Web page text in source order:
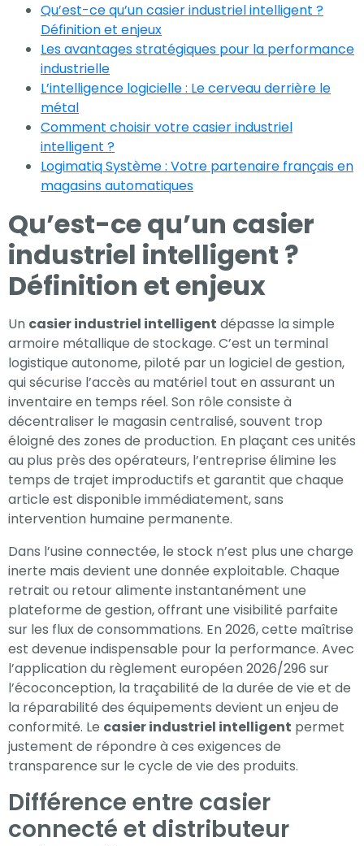
Qu’est-ce qu’un casier industriel intelligent ?
Définition et enjeux
Les avantages stratégiques pour la performance
industrielle
L’intelligence logicielle : Le cerveau derrière le
métal
Comment choisir votre casier industriel
intelligent ?
Logimatiq Système : Votre partenaire français en
magasins automatiques
Qu’est-ce qu’un casier
industriel intelligent ?
Définition et enjeux
Un casier industriel intelligent dépasse la simple
armoire métallique de stockage. C’est un terminal
logistique autonome, piloté par un logiciel de gestion,
qui sécurise l’accès au matériel tout en assurant un
inventaire en temps réel. Son rôle consiste à
décentraliser le magasin centralisé, souvent trop
éloigné des zones de production. En plaçant ces unités
au plus près des opérateurs, l’entreprise élimine les
temps de trajet improductifs et garantit que chaque
article est disponible immédiatement, sans
intervention humaine permanente.
Dans l’usine connectée, le stock n’est plus une charge
inerte mais devient une donnée exploitable. Chaque
retrait ou retour alimente instantanément une
plateforme de gestion, offrant une visibilité parfaite
sur les flux de consommations. En 2026, cette maîtrise
est devenue indispensable pour la performance. Avec
l’application du règlement européen 2026/296 sur
l’écoconception, la traçabilité de la durée de vie et de
la réparabilité des équipements devient un enjeu de
conformité. Le casier industriel intelligent permet
justement de répondre à ces exigences de
transparence sur le cycle de vie des produits.
Différence entre casier
connecté et distributeur
Expérience
Afin que notre
site Web
fonctionne
aussi bien que
possible lors
de votre visite.
ces cookies,
certaines
fonctionnalités
disparaîtront
Marketing
En partageant
votre intérêt et
votre
comportement
lorsque vous
visitez notre
site, vous
augmentez les
chances de
voir du contenu
et des offres
personnalisés.